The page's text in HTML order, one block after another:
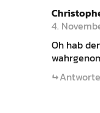
4.
Oh hab